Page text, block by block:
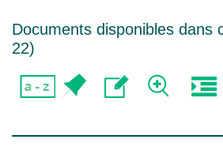
Documents disponibles dans
22)